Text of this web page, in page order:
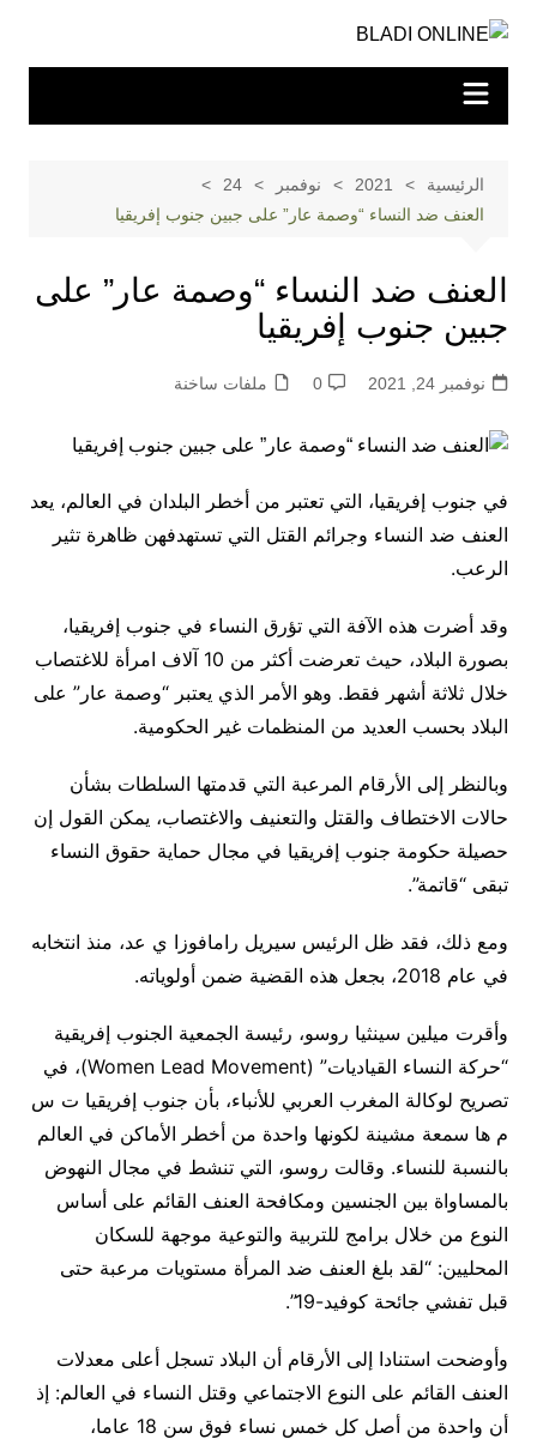
المحتوى
الرئيسية 2021 نوفمبر
24
العنف ضد النساء “وصمة عار” على جبين جنوب إفريقيا
العنف ضد النساء “وصمة عار” على
جبين جنوب إفريقيا
نوفمبر 24, 2021 0 ملفات ساخنة
في جنوب إفريقيا، التي تعتبر من أخطر البلدان في العالم، يعد
العنف ضد النساء وجرائم القتل التي تستهدفهن ظاهرة تثير
الرعب.
وقد أضرت هذه الآفة التي تؤرق النساء في جنوب إفريقيا،
بصورة البلاد، حيث تعرضت أكثر من 10 آلاف امرأة للاغتصاب
خلال ثلاثة أشهر فقط. وهو الأمر الذي يعتبر “وصمة عار” على
البلاد بحسب العديد من المنظمات غير الحكومية.
وبالنظر إلى الأرقام المرعبة التي قدمتها السلطات بشأن
حالات الاختطاف والقتل والتعنيف والاغتصاب، يمكن القول إن
حصيلة حكومة جنوب إفريقيا في مجال حماية حقوق النساء
تبقى “قاتمة”.
ومع ذلك، فقد ظل الرئيس سيريل رامافوزا ي عد، منذ انتخابه
في عام 2018، بجعل هذه القضية ضمن أولوياته.
وأقرت ميلين سينثيا روسو، رئيسة الجمعية الجنوب إفريقية
“حركة النساء القياديات” (Women Lead Movement)، في
تصريح لوكالة المغرب العربي للأنباء، بأن جنوب إفريقيا ت س
م ها سمعة مشينة لكونها واحدة من أخطر الأماكن في العالم
بالنسبة للنساء. وقالت روسو، التي تنشط في مجال النهوض
بالمساواة بين الجنسين ومكافحة العنف القائم على أساس
النوع من خلال برامج للتربية والتوعية موجهة للسكان
المحليين: “لقد بلغ العنف ضد المرأة مستويات مرعبة حتى
قبل تفشي جائحة كوفيد-19”.
وأوضحت استنادا إلى الأرقام أن البلاد تسجل أعلى معدلات
العنف القائم على النوع الاجتماعي وقتل النساء في العالم: إذ
أن واحدة من أصل كل خمس نساء فوق سن 18 عاما،